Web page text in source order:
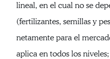
lineal, en el cual no se
(fertilizantes, semillas y
netamente para el
aplica en todos los